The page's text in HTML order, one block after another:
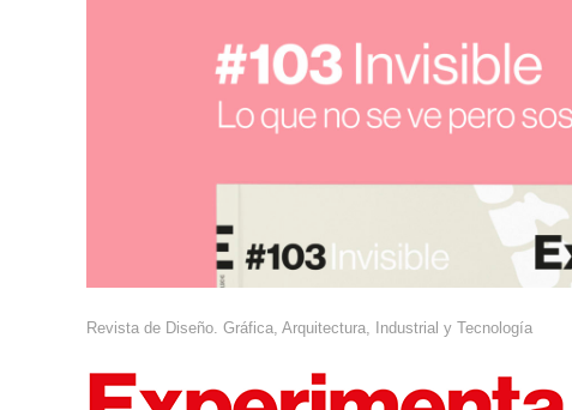
Revista de Diseño. Gráfica, Arquitectura, Industrial y Tecnología